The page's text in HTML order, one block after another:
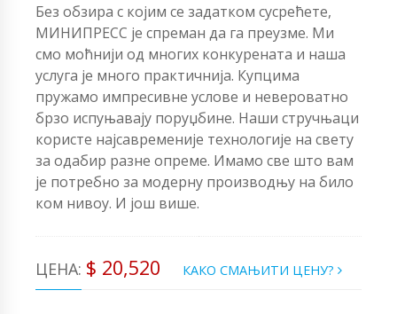
Без обзира с којим се задатком сусрећете,
МИНИПРЕСС је спреман да га преузме. Ми
смо моћнији од многих конкурената и наша
услуга је много практичнија. Купцима
пружамо импресивне услове и невероватно
брзо испуњавају поруџбине. Наши стручњаци
користе најсавременије технологије на свету
за одабир разне опреме. Имамо све што вам
је потребно за модерну производњу на било
ком нивоу. И још више.
ЦЕНА: $ 20,520 КАКО СМАЊИТИ ЦЕНУ?